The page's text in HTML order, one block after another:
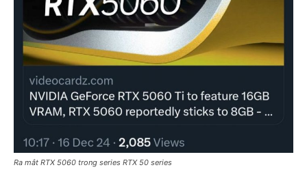
Ra mắt RTX 5060 trong series RTX 50 series